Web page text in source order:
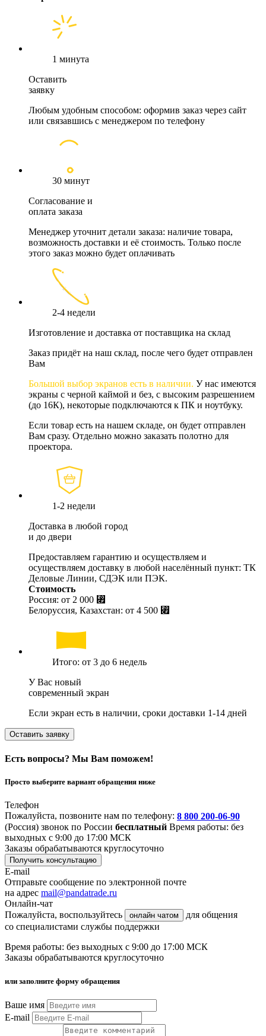
1 минута
Оставить
заявку
Любым удобным способом: оформив заказ через сайт
или связавшись с менеджером по телефону
30 минут
Согласование и
оплата заказа
Менеджер уточнит детали заказа: наличие товара,
возможность доставки и её стоимость. Только после
этого заказ можно будет оплачивать
2-4 недели
Изготовление и доставка от поставщика на склад
Заказ придёт на наш склад, после чего будет отправлен
Вам
Большой выбор экранов есть в наличии. У нас имеются
экраны с черной каймой и без, с высоким разрешением
(до 16К), некоторые подключаются к ПК и ноутбуку.
Если товар есть на нашем складе, он будет отправлен
Вам сразу. Отдельно можно заказать полотно для
проектора.
1-2 недели
Доставка в любой город
и до двери
Предоставляем гарантию и осуществляем и
осуществляем доставку в любой населённый пункт: ТК
Деловые Линии, СДЭК или ПЭК.
Стоимость
Россия: от 2 000 ⃏
Белоруссия, Казахстан: от 4 500 ⃏
Итого: от 3 до 6 недель
У Вас новый
современный экран
Если экран есть в наличии, сроки доставки 1-14 дней
Оставить заявку
Есть вопросы? Мы Вам поможем!
Просто выберите вариант обращения ниже
Телефон
Пожалуйста, позвоните нам по телефону: 8 800 200-06-90
(Россия) звонок по России бесплатный Время работы: без
выходных с 9:00 до 17:00 МСК
Заказы обрабатываются круглосуточно
Получить консультацию
E-mail
Отправьте сообщение по электронной почте
на адрес mail@pandatrade.ru
Онлайн-чат
Пожалуйста, воспользуйтесь
онлайн чатом
для общения
со специалистами службы поддержки
Время работы: без выходных с 9:00 до 17:00 МСК
Заказы обрабатываются круглосуточно
или заполните форму обращения
Ваше имя
E-mail